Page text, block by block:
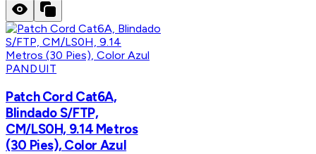
PANDUIT
Patch Cord Cat6A,
Blindado S/FTP,
CM/LS0H, 9.14 Metros
(30 Pies), Color Azul